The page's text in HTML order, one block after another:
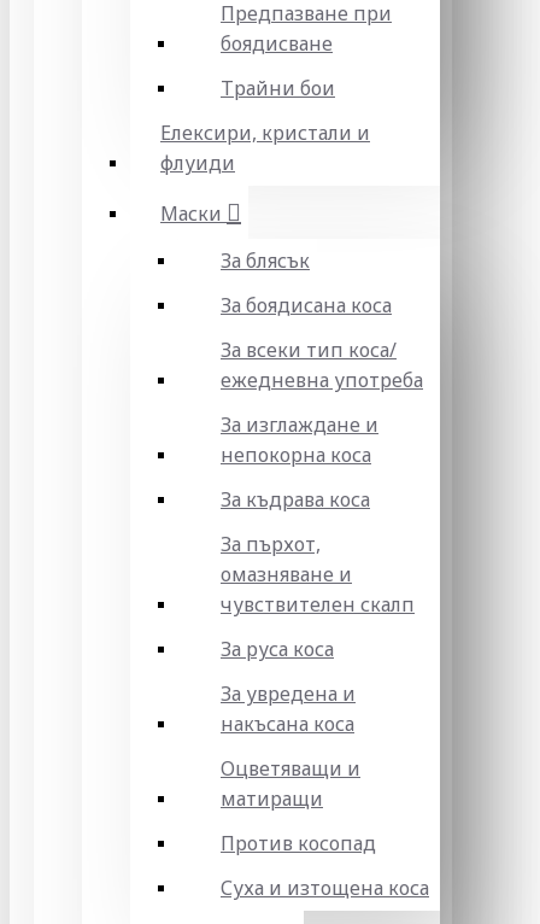
Предпазване при
боядисване
Трайни бои
Елексири, кристали и
флуиди
Маски
За блясък
За боядисана коса
За всеки тип коса/
ежедневна употреба
За изглаждане и
непокорна коса
За къдрава коса
За пърхот,
омазняване и
чувствителен скалп
За руса коса
За увредена и
накъсана коса
Оцветяващи и
матиращи
Против косопад
Суха и изтощена коса